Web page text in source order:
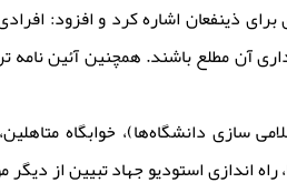
ذینفعان اشاره کرد و افزود:
آن مطلع باشند. همچنین آئین نامه
سازی دانشگاه‌ها)، خوابگاه
اندازی استودیو جهاد تبیین از دیگر